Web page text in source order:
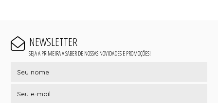
NEWSLETTER
SEJA A PRIMEIRA A SABER DE NOSSAS NOVIDADES E PROMOÇÕES!